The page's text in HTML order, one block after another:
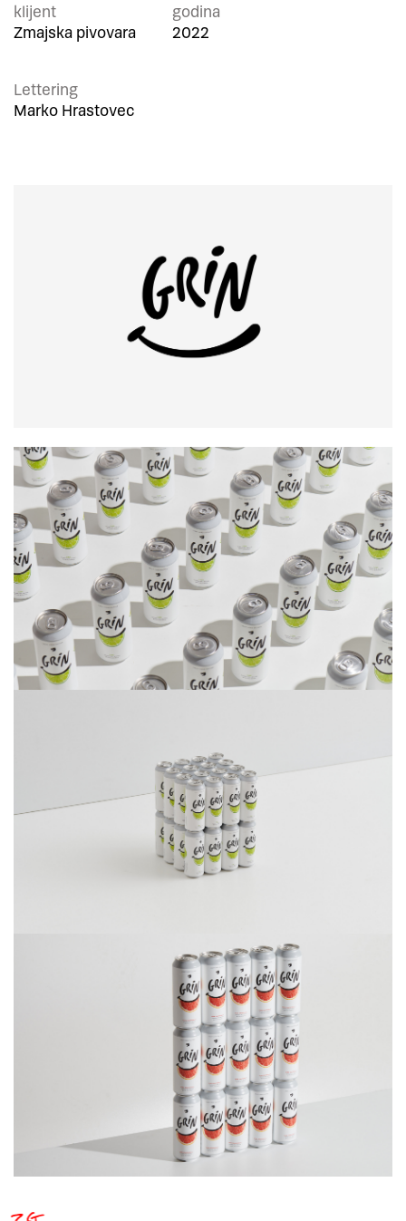
klijent
Zmajska pivovara
godina
2022
Lettering
Marko Hrastovec